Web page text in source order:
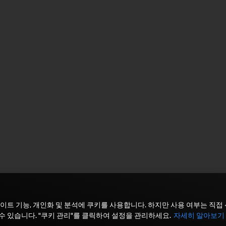
트 기능, 개인화 및 분석에 쿠키를 사용합니다. 하지만 사용 여부는 직접
있습니다. "쿠키 관리"를 클릭하여 설정을 관리하세요. 자세히 알아보기